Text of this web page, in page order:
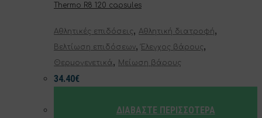
Thermo R8 120 capsules
Αθλητικές επιδόσεις, Αθλητική διατροφή,
Βελτίωση επιδόσεων,Έλεγχος βάρους,
Θερμογενετικά, Μείωση βάρους
34.40€
ΔΙΑΒΆΣΤΕ ΠΕΡΙΣΣΌΤΕΡΑ